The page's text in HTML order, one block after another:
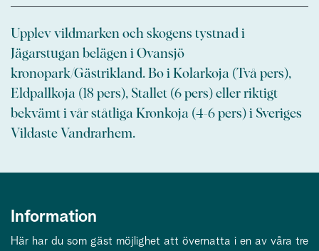
Upplev vildmarken och skogens tystnad i
Jägarstugan belägen i Ovansjö
kronopark/Gästrikland. Bo i Kolarkoja (Två pers),
Eldpallkoja (18 pers), Stallet (6 pers) eller riktigt
bekvämt i vår ståtliga Kronkoja (4-6 pers) i Sveriges
Vildaste Vandrarhem.
Information
Här har du som gäst möjlighet att övernatta i en av våra tre